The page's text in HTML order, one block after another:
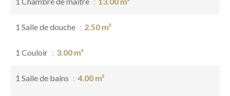
1 Salle de douche 2.50 m²
1 Couloir 3.00 m²
1 Salle de bains 4.00 m²